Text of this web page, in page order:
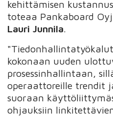
kehittämisen
toteaa Pankaboard
Lauri Junnila
kokonaan uuden
prosessinhallintaan,
operaattoreille trendit
suoraan
ohjauksiin